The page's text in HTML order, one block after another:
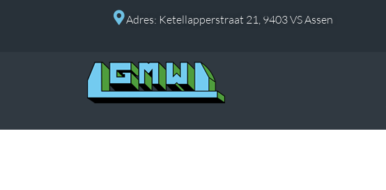
Adres: Ketellapperstraat 21, 9403 VS Assen